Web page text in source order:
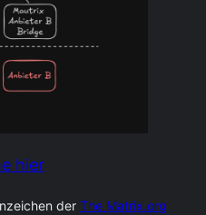
hier
der The Matrix.org